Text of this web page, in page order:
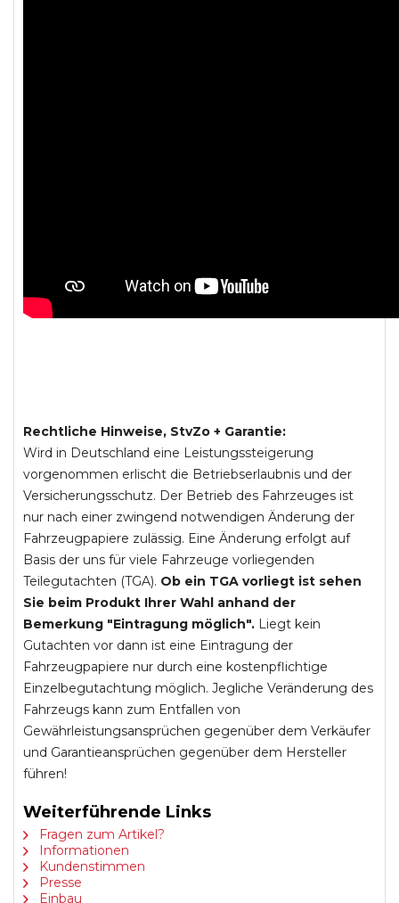
Rechtliche Hinweise, StvZo + Garantie:
Wird in Deutschland eine Leistungssteigerung
vorgenommen erlischt die Betriebserlaubnis und der
Versicherungsschutz. Der Betrieb des Fahrzeuges ist
nur nach einer zwingend notwendigen Änderung der
Fahrzeugpapiere zulässig. Eine Änderung erfolgt auf
Basis der uns für viele Fahrzeuge vorliegenden
Teilegutachten (TGA). Ob ein TGA vorliegt ist sehen
Sie beim Produkt Ihrer Wahl anhand der
Bemerkung "Eintragung möglich". Liegt kein
Gutachten vor dann ist eine Eintragung der
Fahrzeugpapiere nur durch eine kostenpflichtige
Einzelbegutachtung möglich. Jegliche Veränderung des
Fahrzeugs kann zum Entfallen von
Gewährleistungsansprüchen gegenüber dem Verkäufer
und Garantieansprüchen gegenüber dem Hersteller
führen!
Weiterführende Links
Fragen zum Artikel?
Informationen
Kundenstimmen
Presse
Einbau